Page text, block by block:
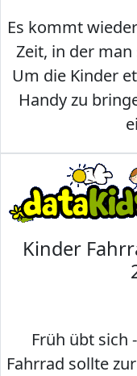
Es kommt
Zeit, in der
Um die Kinder
Handy zu
Kinder
Früh übt sich
Fahrrad sollte